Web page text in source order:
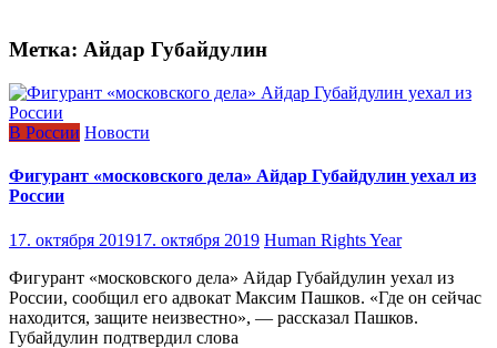
Метка: Айдар Губайдулин
В России Новости
Фигурант «московского дела» Айдар Губайдулин уехал из
России
17. октября 201917. октября 2019 Human Rights Year
Фигурант «московского дела» Айдар Губайдулин уехал из
России, сообщил его адвокат Максим Пашков. «Где он сейчас
находится, защите неизвестно», — рассказал Пашков.
Губайдулин подтвердил слова